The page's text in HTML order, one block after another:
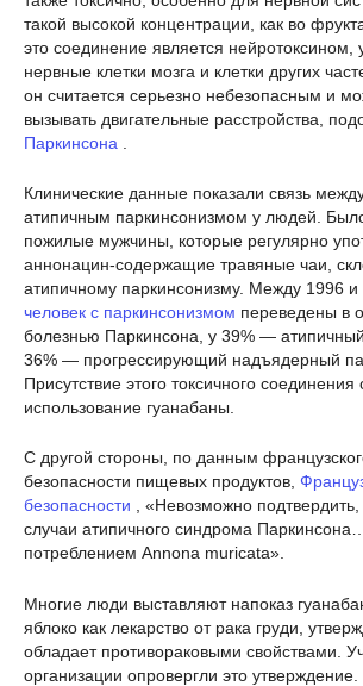
такой высокой концентрации, как во
это соединение является
нервные клетки мозга и клетки других
он считается серьезно небезопасным и
вызывать двигательные расстройства,
Паркинсона
Клинические данные показали связь
атипичным паркинсонизмом у людей.
пожилые мужчины, которые регулярно
аннонацин-содержащие травяные чаи,
атипичному паркинсонизму. Между 1996 и
человек с паркинсонизмом переведены в
болезнью Паркинсона, у 39% —
36% — прогрессирующий надъядерный
Присутствие этого токсичного соединения
использование гуанабаны.
С другой стороны, по данным
безопасности пищевых продуктов,
безопасности , «Невозможно
случаи атипичного синдрома
потреблением Annona muricata».
Многие люди выставляют напоказ
яблоко как лекарство от рака груди,
обладает противораковыми свойствами.
организации опровергли это